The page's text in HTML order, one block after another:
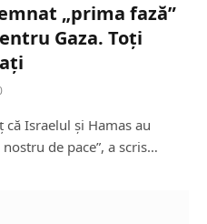
„prima fază”
Gaza. Toți
Israelul și Hamas au
de pace”, a scris…